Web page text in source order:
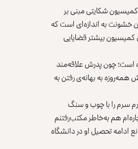
شکایتی مبنی بر
خشونت به اندازه‌ای است که
کمیسیون بیشتر قضایایی
است؛ چون پدرش علاقه‌مند
به بهانه‌ی رفتن به
سرم را با چوب و سنگ
هم به‌خاطر مکتب‌رفتنم
ادامه تحصیل او در دانشگاه